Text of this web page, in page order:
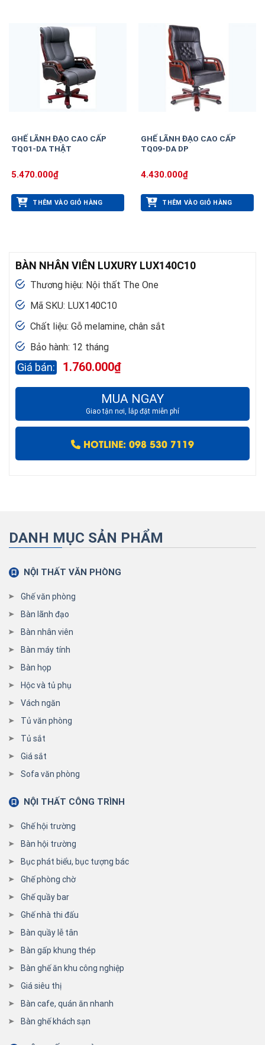
GHẾ LÃNH ĐẠO CAO CẤP
TQ01-DA THẬT
5.470.000₫
THÊM VÀO GIỎ HÀNG
GHẾ LÃNH ĐẠO CAO CẤP
TQ09-DA DP
4.430.000₫
THÊM VÀO GIỎ HÀNG
BÀN NHÂN VIÊN LUXURY LUX140C10
Thương hiệu: Nội thất The One
Mã SKU: LUX140C10
Chất liệu: Gỗ melamine, chân sắt
Bảo hành: 12 tháng
1.760.000₫
MUA NGAY
Giao tận nơi, lắp đặt miễn phí
HOTLINE: 098 530 7119
DANH MỤC SẢN PHẨM
NỘI THẤT VĂN PHÒNG
Ghế văn phòng
Bàn lãnh đạo
Bàn nhân viên
Bàn máy tính
Bàn họp
Hộc và tủ phụ
Vách ngăn
Tủ văn phòng
Tủ sắt
Giá sắt
Sofa văn phòng
NỘI THẤT CÔNG TRÌNH
Ghế hội trường
Bàn hội trường
Bục phát biểu, bục tượng bác
Ghế phòng chờ
Ghế quầy bar
Ghế nhà thi đấu
Bàn quầy lễ tân
Bàn gấp khung thép
Bàn ghế ăn khu công nghiệp
Giá siêu thị
Bàn cafe, quán ăn nhanh
Bàn ghế khách sạn